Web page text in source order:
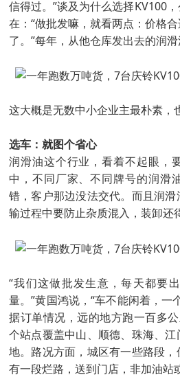
信得过。”谈及为什么选择KV100
在：“做批发嘛，就看两点：价格
了。”每年，从他仓库发出去的润滑
这大概是无数中小企业主最朴素，
选车：就图个省心
润滑油这个行业，看着不起眼，
中，不同厂家、不同牌号的润滑
错，客户那边没法交代。而且润
输过程中要防止杂质混入，装卸还
“我们这做批发生意，每天都要
量。”黄国鸿说，“车不能闲着，一
据订单情况，远的地方跑一百多
个站点覆盖中山、顺德、珠海、
地。路况方面，城区有一些路段
有一段烂路，送到门店，非加油站